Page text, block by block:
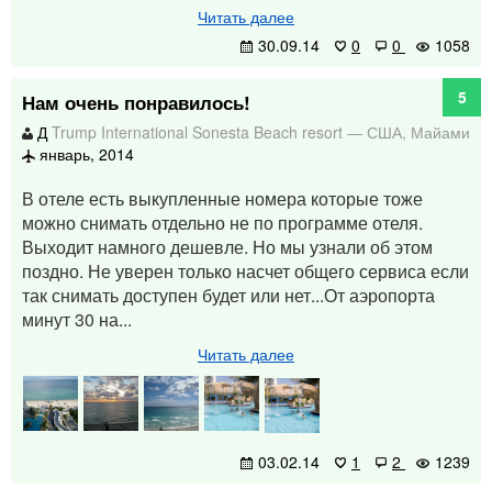
Читать далее
30.09.14
0 0 1058
Нам очень понравилось!
5
Д Trump International Sonesta Beach resort — США, Майами
январь, 2014
В отеле есть выкупленные номера которые тоже
можно снимать отдельно не по программе отеля.
Выходит намного дешевле. Но мы узнали об этом
поздно. Не уверен только насчет общего сервиса если
так снимать доступен будет или нет...От аэропорта
минут 30 на...
Читать далее
03.02.14 1 2 1239